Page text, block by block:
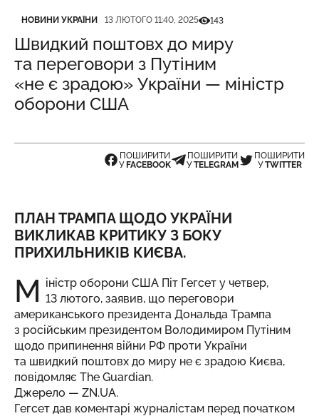
Категорія
НОВИНИ УКРАЇНИ
Дата публікації 13 ЛЮТОГО 11:40, 2025Кількість переглядів
143
Швидкий поштовх до миру
та переговори з Путіним
«не є зрадою» України — міністр
оборони США
ПОШИРИТИ
У FACEBOOK
ПОШИРИТИ
УTELEGRAM
ПОШИРИТИ
УTWITTER
ПЛАН ТРАМПА ЩОДО УКРАЇНИ
ВИКЛИКАВ КРИТИКУ З БОКУ
ПРИХИЛЬНИКІВ КИЄВА.
М іністр оборони США Піт Гегсет у четвер,
13 лютого, заявив, що переговори
американського президента Дональда Трампа
з російським президентом Володимиром Путіним
щодо припинення війни РФ проти України
та швидкий поштовх до миру не є зрадою Києва,
повідомляє The Guardian.
Джерело — ZN.UA.
Гегсет дав коментарі журналістам перед початком